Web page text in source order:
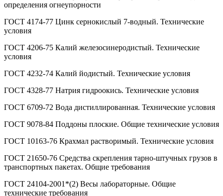
определения огнеупорности
ГОСТ 4174-77 Цинк сернокислый 7-водный. Технические
условия
ГОСТ 4206-75 Калий железосинеродистый. Технические
условия
ГОСТ 4232-74 Калий йодистый. Технические условия
ГОСТ 4328-77 Натрия гидроокись. Технические условия
ГОСТ 6709-72 Вода дистиллированная. Технические условия
ГОСТ 9078-84 Поддоны плоские. Общие технические условия
ГОСТ 10163-76 Крахмал растворимый. Технические условия
ГОСТ 21650-76 Средства скрепления тарно-штучных грузов в
транспортных пакетах. Общие требования
ГОСТ 24104-2001*(2) Весы лабораторные. Общие
технические требования